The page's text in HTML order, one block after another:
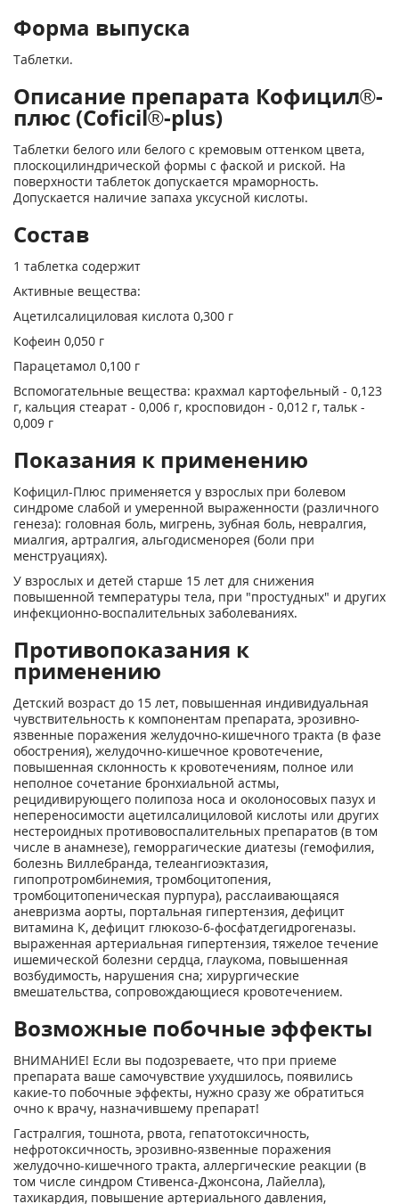
Форма выпуска
Таблетки.
Описание препарата Кофицил®-
плюс (Coficil®-plus)
Таблетки белого или белого с кремовым оттенком цвета,
плоскоцилиндрической формы с фаской и риской. На
поверхности таблеток допускается мраморность.
Допускается наличие запаха уксусной кислоты.
Состав
1 таблетка содержит
Активные вещества:
Ацетилсалициловая кислота 0,300 г
Кофеин 0,050 г
Парацетамол 0,100 г
Вспомогательные вещества: крахмал картофельный - 0,123
г, кальция стеарат - 0,006 г, кросповидон - 0,012 г, тальк -
0,009 г
Показания к применению
Кофицил-Плюс применяется у взрослых при болевом
синдроме слабой и умеренной выраженности (различного
генеза): головная боль, мигрень, зубная боль, невралгия,
миалгия, артралгия, альгодисменорея (боли при
менструациях).
У взрослых и детей старше 15 лет для снижения
повышенной температуры тела, при "простудных" и других
инфекционно-воспалительных заболеваниях.
Противопоказания к
применению
Детский возраст до 15 лет, повышенная индивидуальная
чувствительность к компонентам препарата, эрозивно-
язвенные поражения желудочно-кишечного тракта (в фазе
обострения), желудочно-кишечное кровотечение,
повышенная склонность к кровотечениям, полное или
неполное сочетание бронхиальной астмы,
рецидивирующего полипоза носа и околоносовых пазух и
непереносимости ацетилсалициловой кислоты или других
нестероидных противовоспалительных препаратов (в том
числе в анамнезе), геморрагические диатезы (гемофилия,
болезнь Виллебранда, телеангиоэктазия,
гипопротромбинемия, тромбоцитопения,
тромбоцитопеническая пурпура), расслаивающаяся
аневризма аорты, портальная гипертензия, дефицит
витамина К, дефицит глюкозо-6-фосфатдегидрогеназы.
выраженная артериальная гипертензия, тяжелое течение
ишемической болезни сердца, глаукома, повышенная
возбудимость, нарушения сна; хирургические
вмешательства, сопровождающиеся кровотечением.
Возможные побочные эффекты
ВНИМАНИЕ! Если вы подозреваете, что при приеме
препарата ваше самочувствие ухудшилось, появились
какие-то побочные эффекты, нужно сразу же обратиться
очно к врачу, назначившему препарат!
Гастралгия, тошнота, рвота, гепатотоксичность,
нефротоксичность, эрозивно-язвенные поражения
желудочно-кишечного тракта, аллергические реакции (в
том числе синдром Стивенса-Джонсона, Лайелла),
тахикардия, повышение артериального давления,